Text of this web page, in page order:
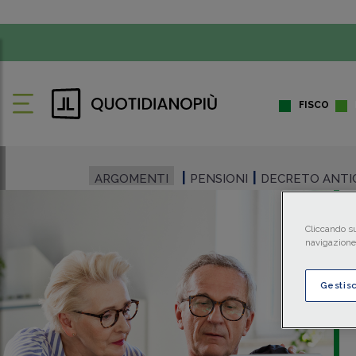
FISCO
ARGOMENTI PENSIONI DECRETO
Cliccando